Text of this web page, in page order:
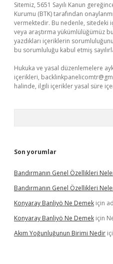
Sitemiz, 5651 Sayılı Kanun
Kurumu (BTK) tarafından
vermektedir. Bu nedenle, sitedeki
veya araştırma yükümlülüğümüz
yazdıkları içeriklerin
bu sorumluluğu kabul etmiş
Hukuka ve yasal düzenlemelere
içerikleri,
halinde, ilgili içerikler yasal süre
Son yorumlar
Bandırmanın Genel Özellikleri
Bandırmanın Genel Özellikleri
Konyaray Banliyö Ne Demek için
Konyaray Banliyö Ne Demek için
Akım Yoğunluğunun Birimi Nedir